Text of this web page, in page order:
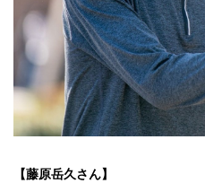
【藤原岳久さん】